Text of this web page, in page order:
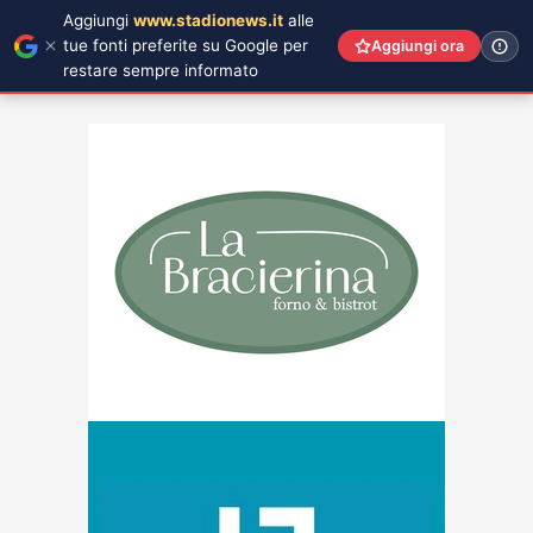
Aggiungi www.stadionews.it alle
tue fonti preferite su Google per
restare sempre informato
Aggiungi ora